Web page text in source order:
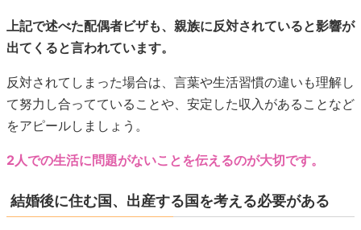
上記で述べた配偶者ビザも、親族に反対されていると影響が
出てくると言われています。
反対されてしまった場合は、言葉や生活習慣の違いも理解し
て努力し合ってていることや、安定した収入があることなど
をアピールしましょう。
2人での生活に問題がないことを伝えるのが大切です。
結婚後に住む国、出産する国を考える必要がある